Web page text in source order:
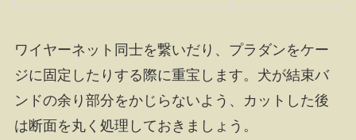
ワイヤーネット同士を繋いだり、プラダンをケー
ジに固定したりする際に重宝します。犬が結束バ
ンドの余り部分をかじらないよう、カットした後
は断面を丸く処理しておきましょう。